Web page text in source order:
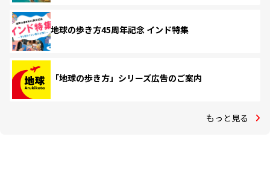
地球の歩き方45周年記念 インド特集
「地球の歩き方」シリーズ広告のご案内
もっと見る